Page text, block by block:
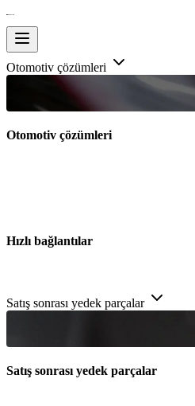
Otomotiv çözümleri
Otomotiv çözümleri
Hızlı bağlantılar
Satış sonrası yedek parçalar
Satış sonrası yedek parçalar